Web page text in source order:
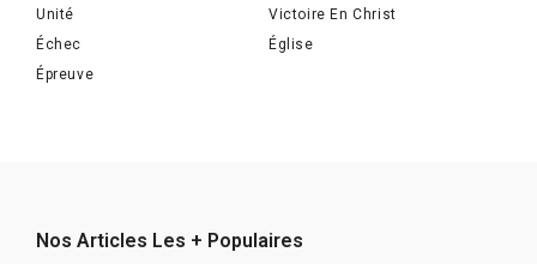
Unité
Victoire En Christ
Échec
Église
Épreuve
Nos Articles Les + Populaires